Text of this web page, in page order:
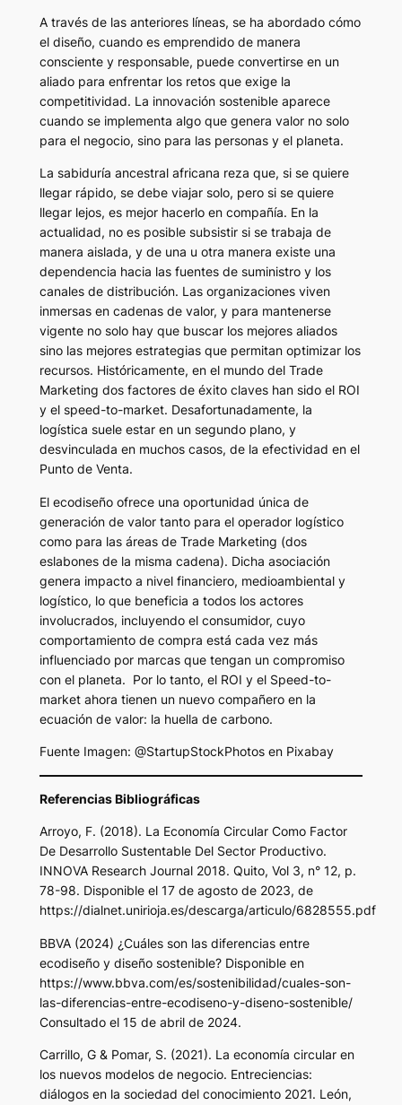
A través de las anteriores líneas, se ha abordado cómo
el diseño, cuando es emprendido de manera
consciente y responsable, puede convertirse en un
aliado para enfrentar los retos que exige la
competitividad. La innovación sostenible aparece
cuando se implementa algo que genera valor no solo
para el negocio, sino para las personas y el planeta.
La sabiduría ancestral africana reza que, si se quiere
llegar rápido, se debe viajar solo, pero si se quiere
llegar lejos, es mejor hacerlo en compañía. En la
actualidad, no es posible subsistir si se trabaja de
manera aislada, y de una u otra manera existe una
dependencia hacia las fuentes de suministro y los
canales de distribución. Las organizaciones viven
inmersas en cadenas de valor, y para mantenerse
vigente no solo hay que buscar los mejores aliados
sino las mejores estrategias que permitan optimizar los
recursos. Históricamente, en el mundo del Trade
Marketing dos factores de éxito claves han sido el ROI
y el speed-to-market. Desafortunadamente, la
logística suele estar en un segundo plano, y
desvinculada en muchos casos, de la efectividad en el
Punto de Venta.
El ecodiseño ofrece una oportunidad única de
generación de valor tanto para el operador logístico
como para las áreas de Trade Marketing (dos
eslabones de la misma cadena). Dicha asociación
genera impacto a nivel financiero, medioambiental y
logístico, lo que beneficia a todos los actores
involucrados, incluyendo el consumidor, cuyo
comportamiento de compra está cada vez más
influenciado por marcas que tengan un compromiso
con el planeta. Por lo tanto, el ROI y el Speed-to-
market ahora tienen un nuevo compañero en la
ecuación de valor: la huella de carbono.
Fuente Imagen: @StartupStockPhotos en Pixabay
Referencias Bibliográficas
Arroyo, F. (2018). La Economía Circular Como Factor
De Desarrollo Sustentable Del Sector Productivo.
INNOVA Research Journal 2018. Quito, Vol 3, n° 12, p.
78-98. Disponible el 17 de agosto de 2023, de
https://dialnet.unirioja.es/descarga/articulo/6828555.pdf
BBVA (2024) ¿Cuáles son las diferencias entre
ecodiseño y diseño sostenible? Disponible en
https://www.bbva.com/es/sostenibilidad/cuales-son-
las-diferencias-entre-ecodiseno-y-diseno-sostenible/
Consultado el 15 de abril de 2024.
Carrillo, G & Pomar, S. (2021). La economía circular en
los nuevos modelos de negocio. Entreciencias:
diálogos en la sociedad del conocimiento 2021. León,